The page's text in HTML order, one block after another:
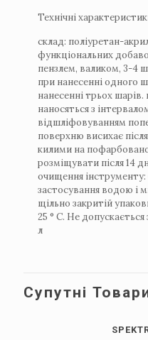
Технічні
склад: поліуретан-
функціональних
пензлем, валиком, 3-4
при нанесенні одного
нанесенні трьох
наносяться з
відшліфовуванням
поверхню висихає
килими на
розміщувати після 14
очищення інструменту:
застосування водою і
щільно закритій
25 ° C. Не
л
Супутні